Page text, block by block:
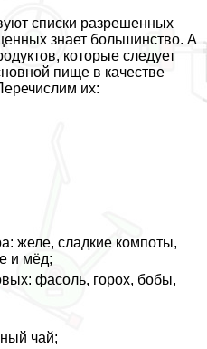
списки разрешенных
знает большинство. А
которые следует
пище в качестве
их:
желе, сладкие компоты,
и мёд;
фасоль, горох, бобы,
чай;